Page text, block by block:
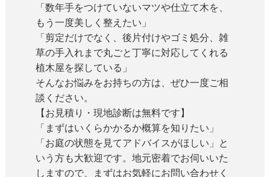
「数年手をつけていないマツや仕立て木を、
もう一度美しく整えたい」
「剪定だけでなく、後片付けやゴミ処分、雑
草の手入れまで丸ごと丁寧に対応してくれる
植木屋を探している」
そんなお悩みをお持ちの方は、ぜひ一度ご相
談ください。
【お見積り・現地診断は無料です】
「まずはいくらかかるか概算を知りたい」
「お庭の状態を見てアドバイスがほしい」と
いう方も大歓迎です。地元密着でお伺いいた
しますので、まずはお気軽にお問い合わせく